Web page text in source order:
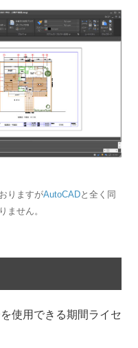
りますがAutoCADと全く同
ません。
使用できる期間ライセ